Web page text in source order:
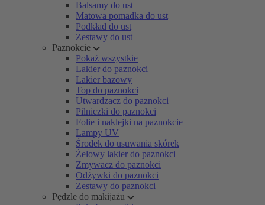
Balsamy do ust
Matowa pomadka do ust
Podkład do ust
Zestawy do ust
Paznokcie
Pokaż wszystkie
Lakier do paznokci
Lakier bazowy
Top do paznokci
Utwardzacz do paznokci
Pilniczki do paznokci
Folie i naklejki na paznokcie
Lampy UV
Środek do usuwania skórek
Żelowy lakier do paznokci
Zmywacz do paznokci
Odżywki do paznokci
Zestawy do paznokci
Pędzle do makijażu